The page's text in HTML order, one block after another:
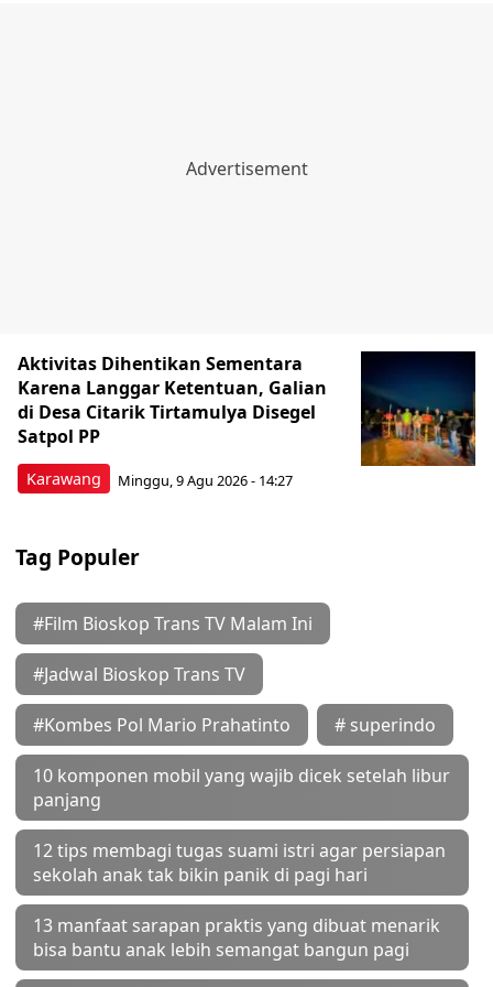
Karawang
Aktivitas Dihentikan Sementara
Karena Langgar Ketentuan, Galian
di Desa Citarik Tirtamulya Disegel
Satpol PP
Minggu, 9 Agu 2026 - 14:27
Tag Populer
#Film Bioskop Trans TV Malam Ini
#Jadwal Bioskop Trans TV
#Kombes Pol Mario Prahatinto # superindo
10 komponen mobil yang wajib dicek setelah libur
panjang
12 tips membagi tugas suami istri agar persiapan
sekolah anak tak bikin panik di pagi hari
13 manfaat sarapan praktis yang dibuat menarik
bisa bantu anak lebih semangat bangun pagi